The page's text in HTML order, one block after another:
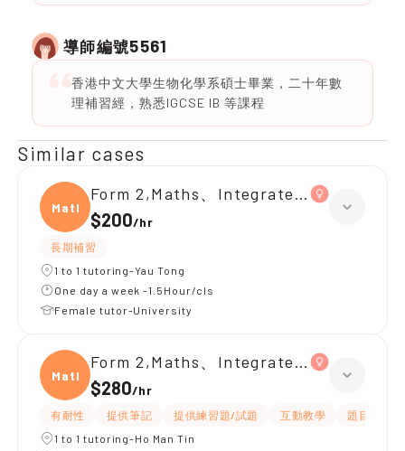
導師編號5561
香港中文大學生物化學系碩士畢業，二十年數
理補習經，熟悉IGCSE IB 等課程
Similar cases
Maths
Form 2,Maths、Integrated Science
$200/hr
長期補習
1 to 1 tutoring-Yau Tong
One day a week -1.5Hour/cls
Female tutor-University
Maths
Form 2,Maths、Integrated Science
$280/hr
有耐性 提供筆記 提供練習題/試題 互動教學
題目講解
1 to 1 tutoring-Ho Man Tin